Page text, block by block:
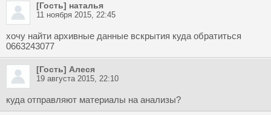
[Гость] наталья
11 ноября 2015, 22:45
хочу найти архивные данные вскрытия куда обратиться
0663243077
[Гость] Алеся
19 августа 2015, 22:10
куда отправляют материалы на анализы?